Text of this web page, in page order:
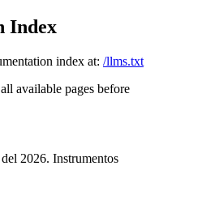
Index
index at: /llms.txt
available pages before
2026. Instrumentos